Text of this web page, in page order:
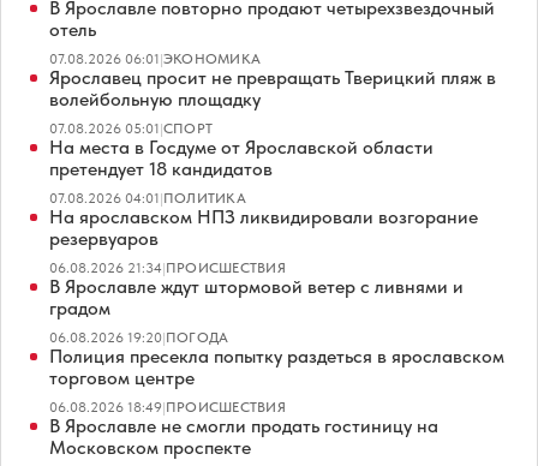
В Ярославле повторно продают четырехзвездочный
отель
07.08.2026 06:01|ЭКОНОМИКА
Ярославец просит не превращать Тверицкий пляж в
волейбольную площадку
07.08.2026 05:01|СПОРТ
На места в Госдуме от Ярославской области
претендует 18 кандидатов
07.08.2026 04:01|ПОЛИТИКА
На ярославском НПЗ ликвидировали возгорание
резервуаров
06.08.2026 21:34|ПРОИСШЕСТВИЯ
В Ярославле ждут штормовой ветер с ливнями и
градом
06.08.2026 19:20|ПОГОДА
Полиция пресекла попытку раздеться в ярославском
торговом центре
06.08.2026 18:49|ПРОИСШЕСТВИЯ
В Ярославле не смогли продать гостиницу на
Московском проспекте